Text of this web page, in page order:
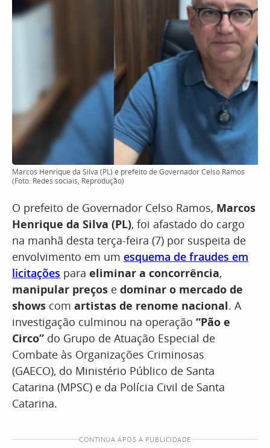
Marcos Henrique da Silva (PL) é prefeito de Governador Celso Ramos
(Foto: Redes sociais, Reprodução)
O prefeito de Governador Celso Ramos, Marcos
Henrique da Silva (PL), foi afastado do cargo
na manhã desta terça-feira (7) por suspeita de
envolvimento em um esquema de fraudes em
licitações para eliminar a concorrência,
manipular preços e dominar o mercado de
shows com artistas de renome nacional. A
investigação culminou na operação “Pão e
Circo” do Grupo de Atuação Especial de
Combate às Organizações Criminosas
(GAECO), do Ministério Público de Santa
Catarina (MPSC) e da Polícia Civil de Santa
Catarina.
CONTINUA APÓS A PUBLICIDADE